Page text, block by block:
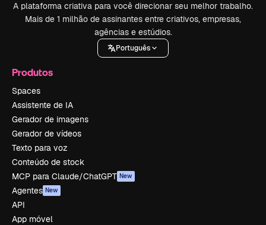
A plataforma criativa para você direcionar seu melhor trabalho.
Mais de 1 milhão de assinantes entre criativos, empresas,
agências e estúdios.
Português
Produtos
Spaces
Assistente de IA
Gerador de imagens
Gerador de vídeos
Texto para voz
Conteúdo de stock
MCP para Claude/ChatGPT New
Agentes New
API
App móvel